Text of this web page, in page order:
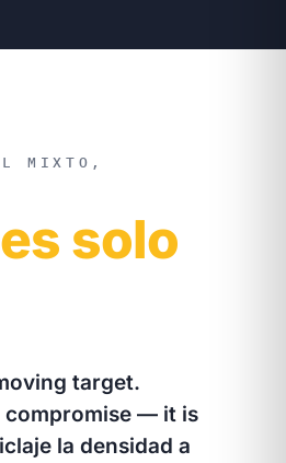
MIXTO,
es solo
target.
compromise — it is
la densidad a